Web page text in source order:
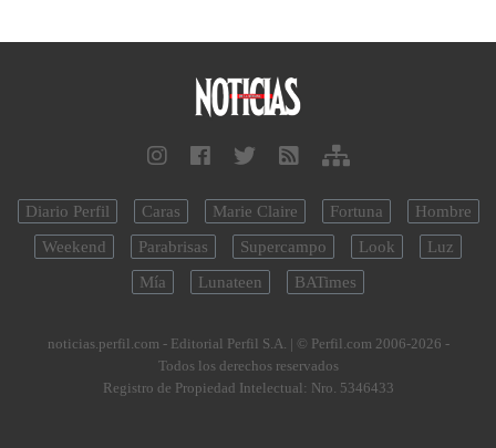
Diario Perfil Caras Marie Claire Fortuna
Hombre
Weekend
Parabrisas Supercampo Look
Luz
Mía
Lunateen BATimes
noticias.perfil.com - Editorial Perfil S.A. | © Perfil.com 2006-2026 -
Todos los derechos reservados
Registro de Propiedad Intelectual: Nro. 5346433